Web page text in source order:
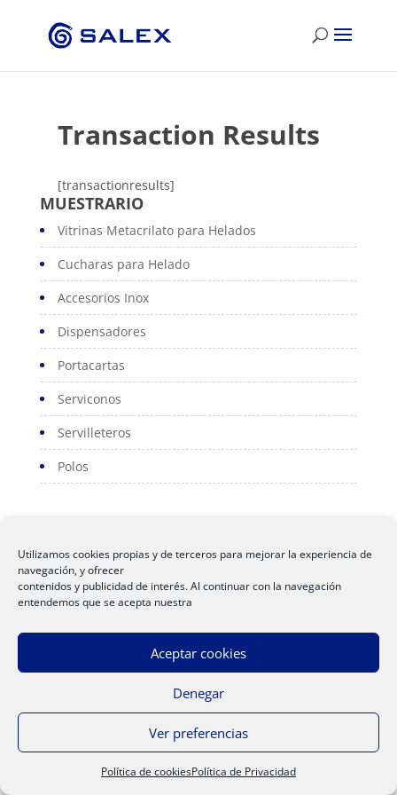
Utilizamos cookies propias y de terceros para mejorar la experiencia de
navegación, y ofrecer
contenidos y publicidad de interés. Al continuar con la navegación
entendemos que se acepta nuestra
Aceptar cookies
Denegar
Ver preferencias
Política de cookiesPolítica de Privacidad
Transaction Results
[transactionresults]
MUESTRARIO
Vitrinas Metacrilato para Helados
Cucharas para Helado
Accesorios Inox
Dispensadores
Portacartas
Serviconos
Servilleteros
Polos
Aviso Legal|Política de Privacidad|Politica de
Cookies | Web creada por Sipe Informática